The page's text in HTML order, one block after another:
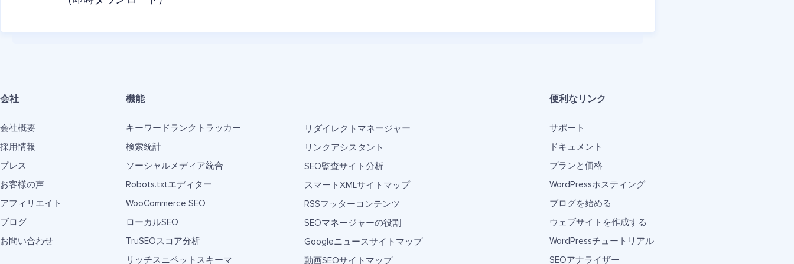
会社
会社概要
採用情報
プレス
お客様の声
アフィリエイト
ブログ
お問い合わせ
機能
キーワードランクトラッカー
検索統計
ソーシャルメディア統合
Robots.txtエディター
WooCommerce SEO
ローカルSEO
TruSEOスコア分析
リッチスニペットスキーマ
リダイレクトマネージャー
リンクアシスタント
SEO監査サイト分析
スマートXMLサイトマップ
RSSフッターコンテンツ
SEOマネージャーの役割
Googleニュースサイトマップ
動画SEOサイトマップ
便利なリンク
サポート
ドキュメント
プランと価格
WordPressホスティング
ブログを始める
ウェブサイトを作成する
WordPressチュートリアル
SEOアナライザー